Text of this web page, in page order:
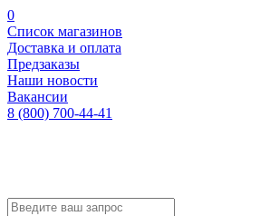
0
Список магазинов
Доставка и оплата
Предзаказы
Наши новости
Вакансии
8 (800) 700-44-41